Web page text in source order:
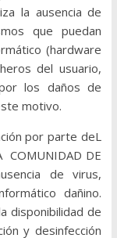
la ausencia de
que puedan
(hardware
del usuario,
los daños de
motivo.
por parte deL
COMUNIDAD DE
de virus,
dañino.
disponibilidad de
y desinfección